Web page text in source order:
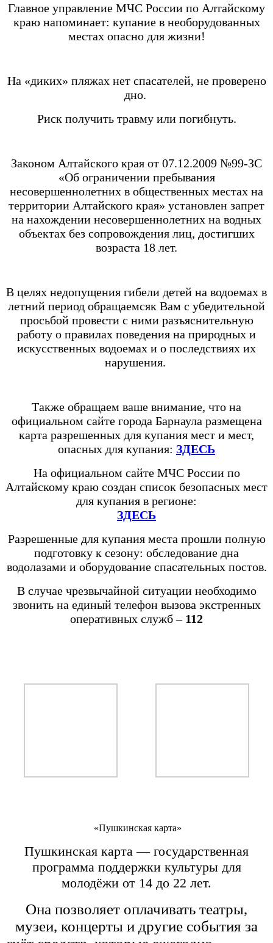
Главное управление МЧС России по Алтайскому
краю напоминает: купание в необорудованных
местах опасно для жизни!
На «диких» пляжах нет спасателей, не проверено
дно.
Риск получить травму или погибнуть.
Законом Алтайского края от 07.12.2009 №99-ЗС
«Об ограничении пребывания
несовершеннолетних в общественных местах на
территории Алтайского края» установлен запрет
на нахождении несовершеннолетних на водных
объектах без сопровождения лиц, достигших
возраста 18 лет.
В целях недопущения гибели детей на водоемах в
летний период обращаемсяк Вам с убедительной
просьбой провести с ними разъяснительную
работу о правилах поведения на природных и
искусственных водоемах и о последствиях их
нарушения.
Также обращаем ваше внимание, что на
официальном сайте города Барнаула размещена
карта разрешенных для купания мест и мест,
опасных для купания: ЗДЕСЬ
На официальном сайте МЧС России по
Алтайскому краю создан список безопасных мест
для купания в регионе:
ЗДЕСЬ
Разрешенные для купания места прошли полную
подготовку к сезону: обследование дна
водолазами и оборудование спасательных постов.
В случае чрезвычайной ситуации необходимо
звонить на единый телефон вызова экстренных
оперативных служб – 112
«Пушкинская карта»
Пушкинская карта — государственная
программа поддержки культуры для
молодёжи от 14 до 22 лет.
Она позволяет оплачивать театры,
музеи, концерты и другие события за